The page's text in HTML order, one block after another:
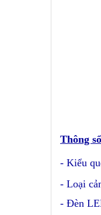
Thông
- Kiểu
- Loại
- Đèn